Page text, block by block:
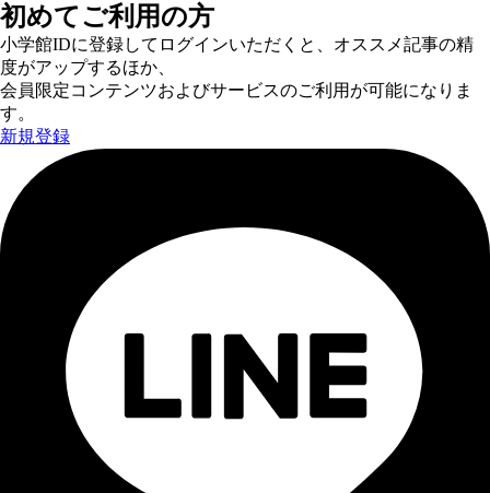
初めてご利用の方
小学館IDに登録してログインいただくと、オススメ記事の精
度がアップするほか、
会員限定コンテンツおよびサービスのご利用が可能になりま
す。
新規登録